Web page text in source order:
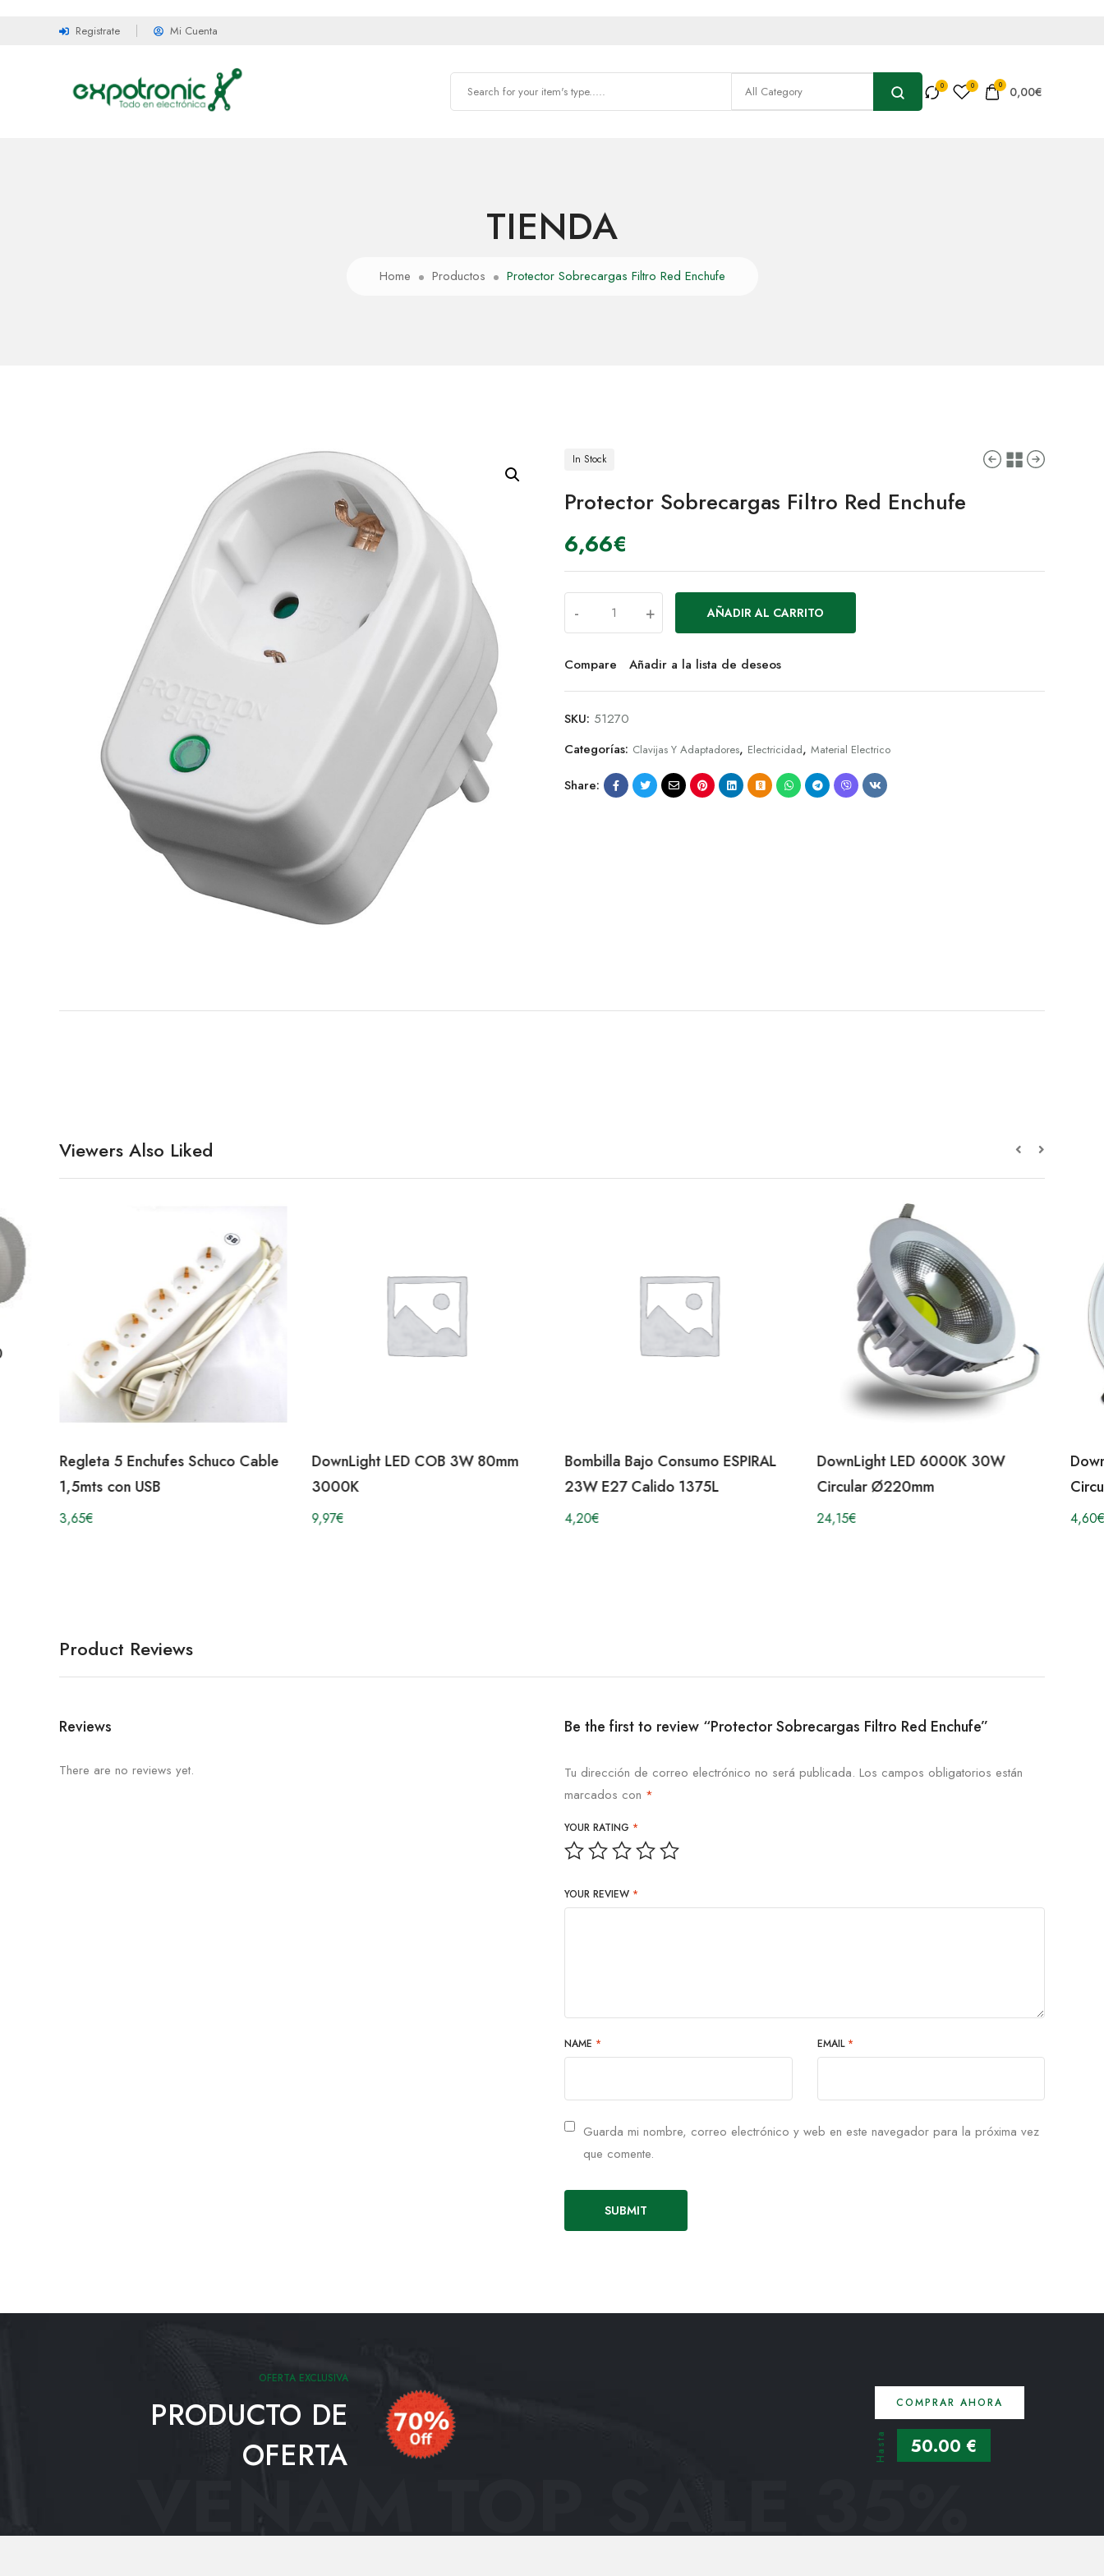
Registrate Mi Cuenta
0 0,00€
TIENDA
Home Productos Protector Sobrecargas Filtro Red Enchufe
In Stock
Protector Sobrecargas Filtro Red Enchufe
6,66€
- + AÑADIR AL CARRITO
Compare Añadir a la lista de deseos
SKU: 51270
Categorías: Clavijas Y Adaptadores, Electricidad, Material Electrico
Share:
Viewers Also Liked
Regleta 5 Enchufes Schuco Cable
1,5mts con USB
3,65€
DownLight LED COB 3W 80mm
3000K
9,97€
Bombilla Bajo Consumo ESPIRAL
23W E27 Calido 1375L
4,20€
DownLight LED 6000K 30W
Circular Ø220mm
24,15€ 4,60€
Product Reviews
Reviews
There are no reviews yet.
Be the first to review “Protector Sobrecargas Filtro Red Enchufe”
Tu dirección de correo electrónico no será publicada. Los campos obligatorios están
marcados con *
YOUR RATING *
YOUR REVIEW *
NAME * EMAIL *
Guarda mi nombre, correo electrónico y web en este navegador para la próxima vez
que comente.
OFERTA EXCLUSIVA
PRODUCTO DE
OFERTA
COMPRAR AHORA
Hasta 50.00 €
VENAM TOP SALE 35%